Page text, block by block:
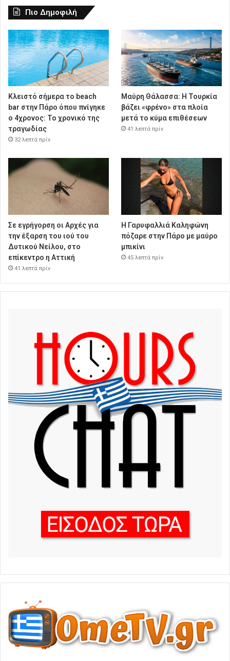
Πιο Δημοφιλή
Κλειστό σήμερα το beach
bar στην Πάρο όπου πνίγηκε
ο 4χρονος: Το χρονικό της
τραγωδίας
32 λεπτά πρίν
Μαύρη Θάλασσα: Η Τουρκία
βάζει «φρένο» στα πλοία
μετά το κύμα επιθέσεων
41 λεπτά πρίν
Σε εγρήγορση οι Αρχές για
την έξαρση του ιού του
Δυτικού Νείλου, στο
επίκεντρο η Αττική
41 λεπτά πρίν
Η Γαρυφαλλιά Καληφώνη
πόζαρε στην Πάρο με μαύρο
μπικίνι
45 λεπτά πρίν